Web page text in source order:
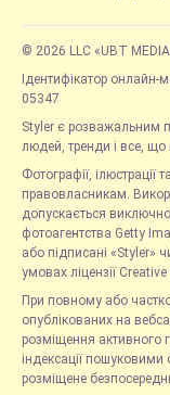
© 2026 LLC «UBT
Ідентифікатор онлайн-
05347
Styler є розважальним
людей, тренди і все, що
Фотографії, ілюстрації
правовласникам.
допускається
фотоагентства Getty
або підписані «Styler»
умовах ліцензії
При повному або
опублікованих на
розміщення активного
індексації
розміщене